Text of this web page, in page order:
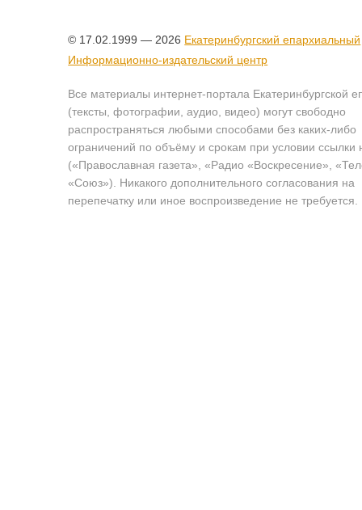
© 17.02.1999 — 2026 Екатеринбургский епархиальный
Информационно-издательский центр
Все материалы интернет-портала Екатеринбургской
(тексты, фотографии, аудио, видео) могут свободно
распространяться любыми способами без каких-либо
ограничений по объёму и срокам при условии ссылки
(«Православная газета», «Радио «Воскресение»,
«Союз»). Никакого дополнительного согласования на
перепечатку или иное воспроизведение не требуется.